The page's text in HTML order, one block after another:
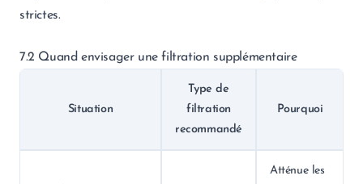
strictes.
7.2 Quand envisager une filtration supplémentaire
Situation
Type de
filtration
recommandé
Pourquoi
Atténue les